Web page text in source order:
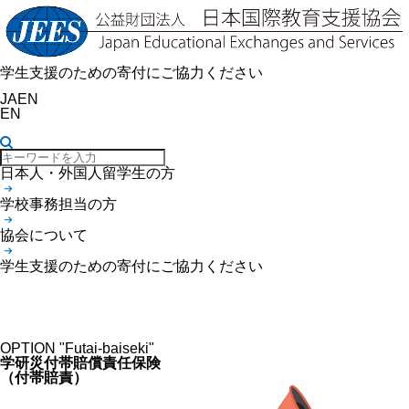
学生支援のための寄付にご協力ください
JAEN
EN
日本人・外国人留学生の方
学校事務担当の方
協会について
学生支援のための寄付にご協力ください
学研災付帯賠償責任保険
学研災付帯学生生活総合保険
外国人留学生向け学研災付帯学生生活総合保険
学研災付帯海外留学保険
OPTION "Futai-baiseki"
学研災付帯賠償責任保険
（付帯賠責）